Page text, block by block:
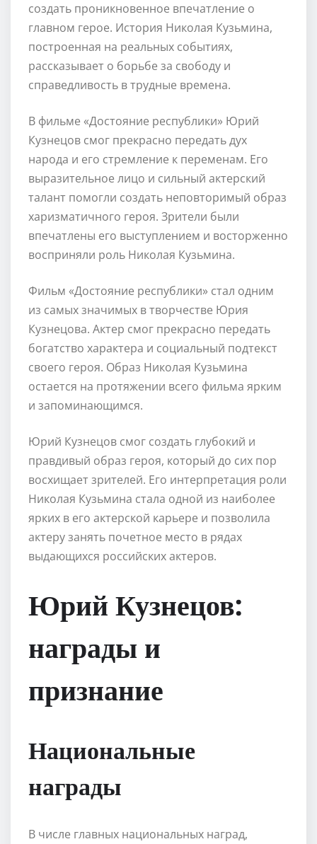
создать проникновенное впечатление о
главном герое. История Николая Кузьмина,
построенная на реальных событиях,
рассказывает о борьбе за свободу и
справедливость в трудные времена.
В фильме «Достояние республики» Юрий
Кузнецов смог прекрасно передать дух
народа и его стремление к переменам. Его
выразительное лицо и сильный актерский
талант помогли создать неповторимый образ
харизматичного героя. Зрители были
впечатлены его выступлением и восторженно
восприняли роль Николая Кузьмина.
Фильм «Достояние республики» стал одним
из самых значимых в творчестве Юрия
Кузнецова. Актер смог прекрасно передать
богатство характера и социальный подтекст
своего героя. Образ Николая Кузьмина
остается на протяжении всего фильма ярким
и запоминающимся.
Юрий Кузнецов смог создать глубокий и
правдивый образ героя, который до сих пор
восхищает зрителей. Его интерпретация роли
Николая Кузьмина стала одной из наиболее
ярких в его актерской карьере и позволила
актеру занять почетное место в рядах
выдающихся российских актеров.
Юрий Кузнецов:
награды и
признание
Национальные
награды
В числе главных национальных наград,